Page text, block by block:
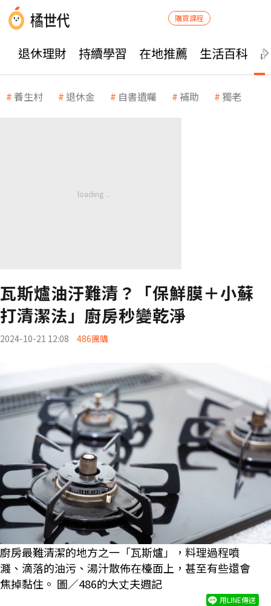
購買課程
退休理財 持續學習 在地推薦 生活百科
養生村 退休金 自書遺囑 補助 獨老
瓦斯爐油汙難清？「保鮮膜＋小蘇
打清潔法」廚房秒變乾淨
2024-10-21 12:08 486團購
廚房最難清潔的地方之一「瓦斯爐」，料理過程噴
濺、滴落的油污、湯汁散佈在檯面上，甚至有些還會
焦掉黏住。 圖／486的大丈夫週記
用LINE傳送